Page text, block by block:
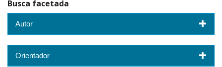
Busca facetada
Autor
Orientador